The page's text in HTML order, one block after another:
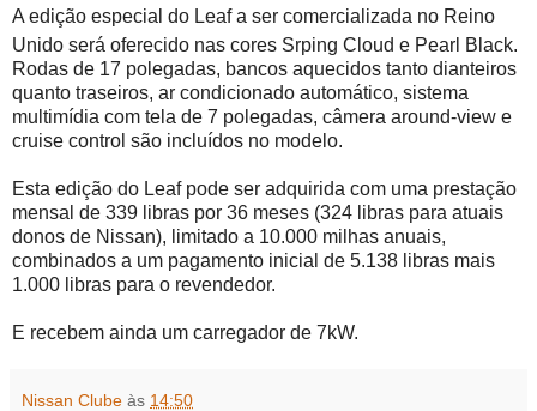
A edição especial do Leaf a ser comercializada no Reino
Unido será oferecido nas cores Srping Cloud e Pearl Black.
Rodas de 17 polegadas, bancos aquecidos tanto dianteiros
quanto traseiros, ar condicionado automático, sistema
multimídia com tela de 7 polegadas, câmera around-view e
cruise control são incluídos no modelo.
Esta edição do Leaf pode ser adquirida com uma prestação
mensal de 339 libras por 36 meses (324 libras para atuais
donos de Nissan), limitado a 10.000 milhas anuais,
combinados a um pagamento inicial de 5.138 libras mais
1.000 libras para o revendedor.
E recebem ainda um carregador de 7kW.
Nissan Clube às 14:50